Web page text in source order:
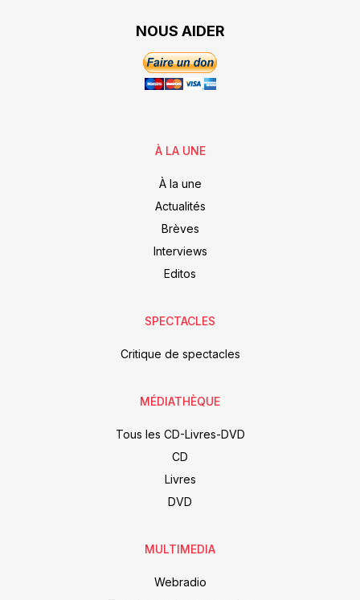
NOUS AIDER
À LA UNE
À la une
Actualités
Brèves
Interviews
Editos
SPECTACLES
Critique de spectacles
MÉDIATHÈQUE
Tous les CD-Livres-DVD
CD
Livres
DVD
MULTIMEDIA
Webradio